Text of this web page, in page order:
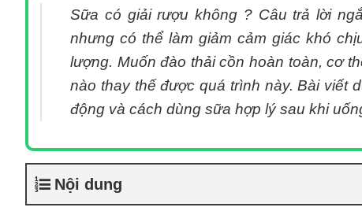
Sữa có giải rượu không ? Câu trả lời
nhưng có thể làm giảm cảm giác khó
lượng. Muốn đào thải cồn hoàn toàn, cơ
nào thay thế được quá trình này. Bài viết
động và cách dùng sữa hợp lý sau khi
Nội dung